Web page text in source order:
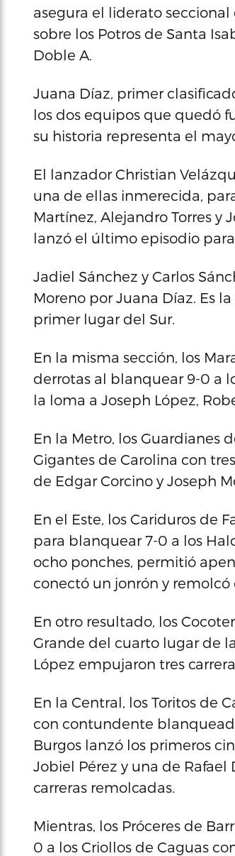
asegura el liderato
sobre los Potros de Santa
Doble A.
Juana Díaz, primer
los dos equipos que quedó
su historia representa el
El lanzador Christian
una de ellas inmerecida,
Martínez, Alejandro Torres
lanzó el último episodio
Jadiel Sánchez y Carlos
Moreno por Juana Díaz. Es
primer lugar del Sur.
En la misma sección, los
derrotas al blanquear 9-0 a
la loma a Joseph López,
En la Metro, los Guardianes
Gigantes de Carolina con
de Edgar Corcino y Joseph
En el Este, los Cariduros de
para blanquear 7-0 a los
ocho ponches, permitió
conectó un jonrón y remolcó
En otro resultado, los
Grande del cuarto lugar de
López empujaron tres
En la Central, los Toritos de
con contundente
Burgos lanzó los primeros
Jobiel Pérez y una de
carreras remolcadas.
Mientras, los Próceres de
0 a los Criollos de Caguas